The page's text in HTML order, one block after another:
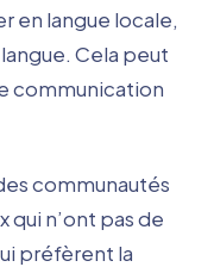
en langue locale,
Cela peut
communication
communautés
qui n’ont pas de
préfèrent la